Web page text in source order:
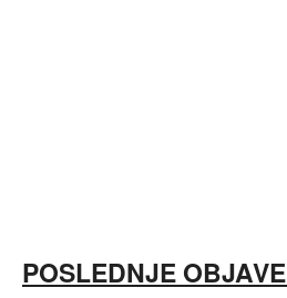
POSLEDNJE OBJAVE